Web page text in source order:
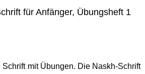
für Anfänger, Übungsheft 1
mit Übungen. Die Naskh-Schrift